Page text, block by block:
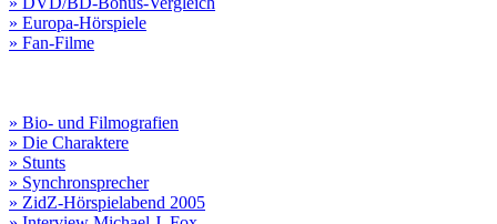
» Europa-Hörspiele
» Fan-Filme
» Bio- und Filmografien
» Die Charaktere
» Stunts
» Synchronsprecher
» ZidZ-Hörspielabend 2005